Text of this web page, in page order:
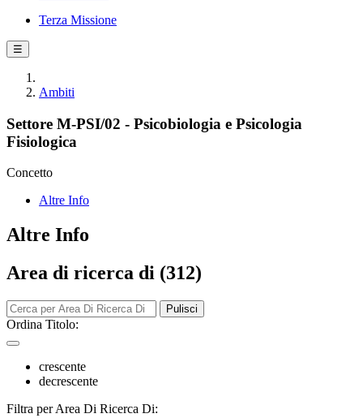
Terza Missione
☰
Ambiti
Settore M-PSI/02 - Psicobiologia e Psicologia
Fisiologica
Concetto
Altre Info
Altre Info
Area di ricerca di (312)
Pulisci
Ordina Titolo:
crescente
decrescente
Filtra per Area Di Ricerca Di: